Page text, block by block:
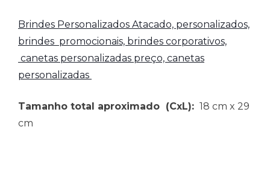
Brindes Personalizados Atacado, personalizados,
brindes promocionais, brindes corporativos,
canetas personalizadas preço, canetas
personalizadas
Tamanho total aproximado (CxL): 18 cm x 29
cm